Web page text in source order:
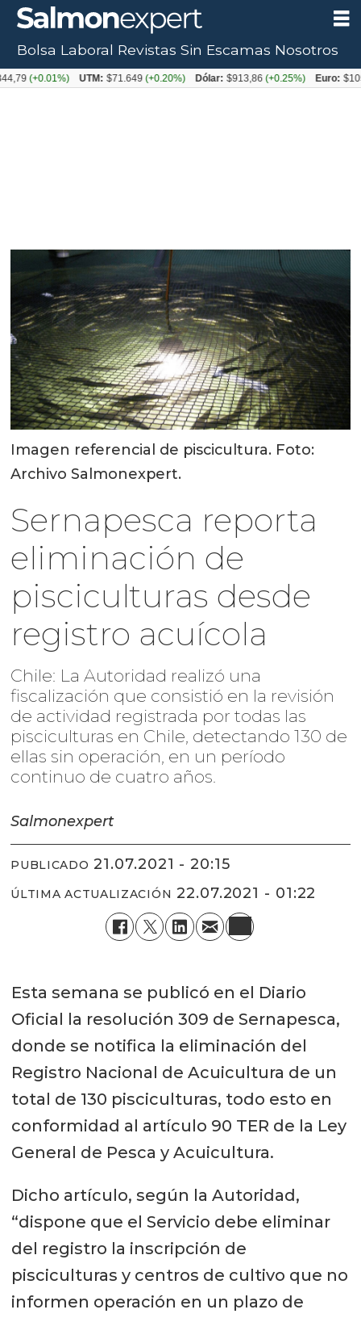
Imagen referencial de piscicultura. Foto:
Archivo Salmonexpert.
Sernapesca reporta
eliminación de
pisciculturas desde
registro acuícola
Chile: La Autoridad realizó una
fiscalización que consistió en la revisión
de actividad registrada por todas las
pisciculturas en Chile, detectando 130 de
ellas sin operación, en un período
continuo de cuatro años.
Salmonexpert
PUBLICADO 21.07.2021 - 20:15
ÚLTIMA ACTUALIZACIÓN 22.07.2021 - 01:22
Esta semana se publicó en el Diario
Oficial la resolución 309 de Sernapesca,
donde se notifica la eliminación del
Registro Nacional de Acuicultura de un
total de 130 pisciculturas, todo esto en
conformidad al artículo 90 TER de la Ley
General de Pesca y Acuicultura.
Dicho artículo, según la Autoridad,
“dispone que el Servicio debe eliminar
del registro la inscripción de
pisciculturas y centros de cultivo que no
informen operación en un plazo de
Bolsa Laboral Revistas Sin Escamas Nosotros
UTM: $71.649(+0.20%) Dólar: $913,86(+0.25%) Euro: $1053,08